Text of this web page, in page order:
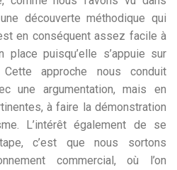
découverte méthodique qui
en conséquent assez facile à
puisqu’elle s’appuie sur
approche nous conduit
une argumentation, mais en
à faire la démonstration
L’intérêt également de se
c’est que nous sortons
commercial, où l’on